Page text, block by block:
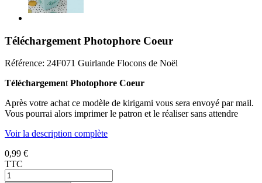
Téléchargement Photophore Coeur
Référence: 24F071 Guirlande Flocons de Noël
Téléchargement Photophore Coeur
Après votre achat ce modèle de kirigami vous sera envoyé par mail.
Vous pourrai alors imprimer le patron et le réaliser sans attendre
Voir la description complète
0,99 €
TTC